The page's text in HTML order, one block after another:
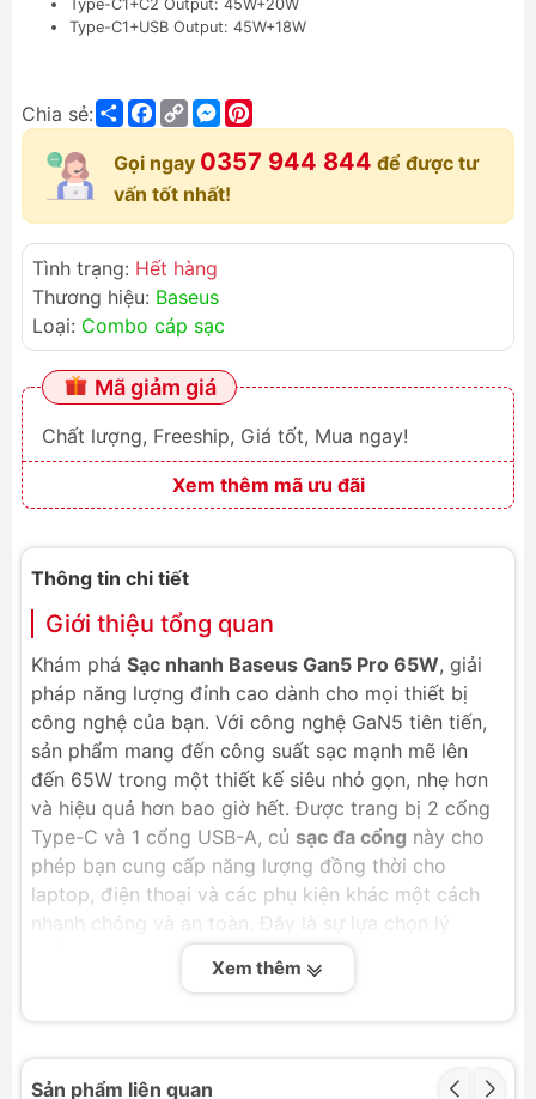
Type-C1+C2 Output: 45W+20W
Type-C1+USB Output: 45W+18W
Chia sẻ: ShareFacebook
Copy
Link
Messenger
Gọi ngay 0357 944 844 để được tư
vấn tốt nhất!
Tình trạng: Hết hàng
Thương hiệu: Baseus
Loại: Combo cáp sạc
Mã giảm giá
Chất lượng, Freeship, Giá tốt, Mua ngay!
Xem thêm mã ưu đãi
Thông tin chi tiết
Giới thiệu tổng quan
Khám phá Sạc nhanh Baseus Gan5 Pro 65W, giải
pháp năng lượng đỉnh cao dành cho mọi thiết bị
công nghệ của bạn. Với công nghệ GaN5 tiên tiến,
sản phẩm mang đến công suất sạc mạnh mẽ lên
đến 65W trong một thiết kế siêu nhỏ gọn, nhẹ hơn
và hiệu quả hơn bao giờ hết. Được trang bị 2 cổng
Type-C và 1 cổng USB-A, củ sạc đa cổng này cho
phép bạn cung cấp năng lượng đồng thời cho
laptop, điện thoại và các phụ kiện khác một cách
nhanh chóng và an toàn. Đây là sự lựa chọn lý
tưởng cho những ai yêu cầu hiệu suất, sự tiện lợi và
độ tin cậy từ một chiếcsạc Baseus 65W
Xem thêm
Sản phẩm liên quan